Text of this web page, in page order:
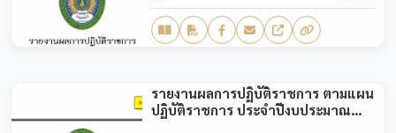
รายงานผลการปฏิบัติราชการ ตามแผน
ปฏิบัติราชการ ประจำปีงบประมาณ